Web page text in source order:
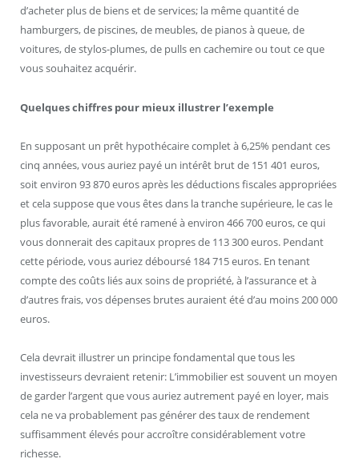
d’acheter plus de biens et de services; la même quantité de
hamburgers, de piscines, de meubles, de pianos à queue, de
voitures, de stylos-plumes, de pulls en cachemire ou tout ce que
vous souhaitez acquérir.
Quelques chiffres pour mieux illustrer l’exemple
En supposant un prêt hypothécaire complet à 6,25% pendant ces
cinq années, vous auriez payé un intérêt brut de 151 401 euros,
soit environ 93 870 euros après les déductions fiscales appropriées
et cela suppose que vous êtes dans la tranche supérieure, le cas le
plus favorable, aurait été ramené à environ 466 700 euros, ce qui
vous donnerait des capitaux propres de 113 300 euros. Pendant
cette période, vous auriez déboursé 184 715 euros. En tenant
compte des coûts liés aux soins de propriété, à l’assurance et à
d’autres frais, vos dépenses brutes auraient été d’au moins 200 000
euros.
Cela devrait illustrer un principe fondamental que tous les
investisseurs devraient retenir: L’immobilier est souvent un moyen
de garder l’argent que vous auriez autrement payé en loyer, mais
cela ne va probablement pas générer des taux de rendement
suffisamment élevés pour accroître considérablement votre
richesse.